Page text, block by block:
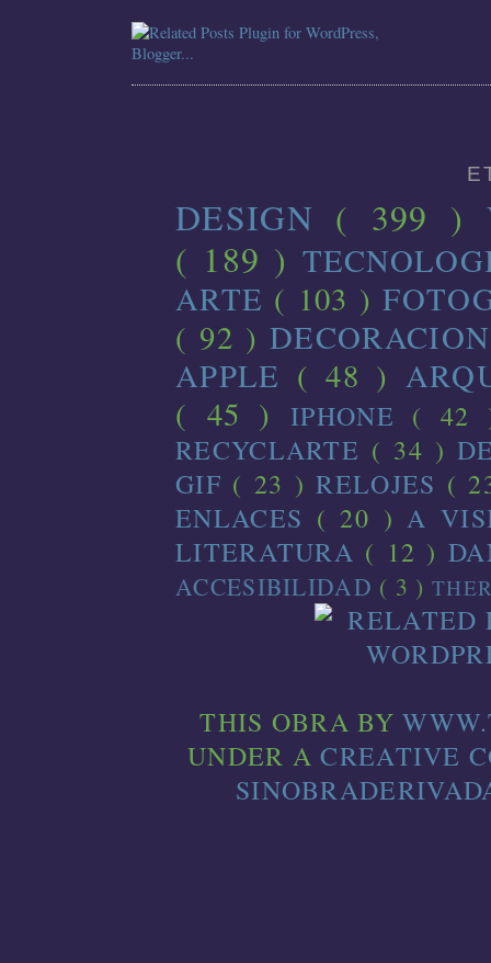
DESIGN ( 399 )
( 189 )
ARTE ( 103 )
( 92 )
APPLE ( 48 )
( 45 )IPHONE (
RECYCLARTE ( 34 )
GIF ( 23 )RELOJES (
ENLACES ( 20 )A
LITERATURA ( 12 )
ACCESIBILIDAD ( 3 )
THIS OBRA BY
UNDER ACREATIVE